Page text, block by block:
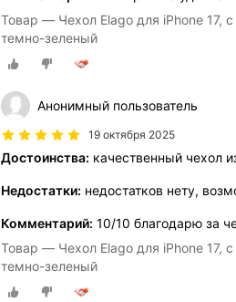
Товар — Чехол Elago для iPhone 17,
темно-зеленый
Анонимный пользователь
19 октября 2025
Достоинства: качественный чехол
Недостатки: недостатков нету,
Комментарий: 10/10 благодарю за
Товар — Чехол Elago для iPhone 17,
темно-зеленый